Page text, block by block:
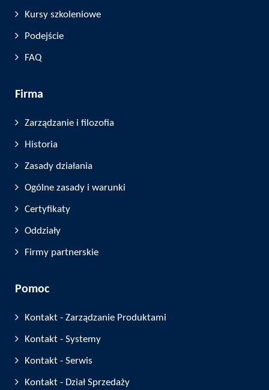
Kursy szkoleniowe
Podejście
FAQ
Firma
Zarządzanie i filozofia
Historia
Zasady działania
Ogólne zasady i warunki
Certyfikaty
Oddziały
Firmy partnerskie
Pomoc
Kontakt - Zarządzanie Produktami
Kontakt - Systemy
Kontakt - Serwis
Kontakt - Dział Sprzedaży